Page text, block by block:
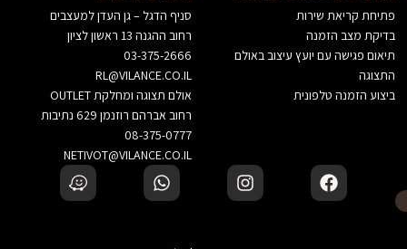
פתיחת קריאת שירות
בדיקת מצב הזמנה
תיאום פגישה עם יועץ עיצוב באולם
התצוגה
ביצוע הזמנה טלפונית
סניף הדגל – גן העדן למעצבים
רחוב ההגנה 13 ראשון לציון
03-375-2666
RL@VILANCE.CO.IL
אולם תצוגה ומחלקת OUTLET
רחוב אברהם רוזנמן 629 נתיבות
08-375-0777
NETIVOT@VILANCE.CO.IL